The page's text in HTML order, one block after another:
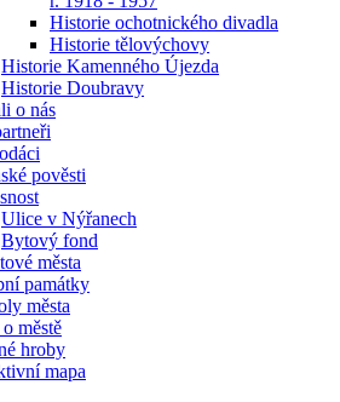
Historie ochotnického divadla
Historie tělovýchovy
Historie Kamenného Újezda
Historie Doubravy
o nás
pověsti
Ulice v Nýřanech
Bytový fond
města
památky
města
městě
hroby
mapa